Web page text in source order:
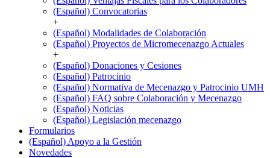
(Español) Convocatorias
+
(Español) Modalidades de Colaboración
(Español) Proyectos de Micromecenazgo Actuales
+
(Español) Donaciones y Cesiones
(Español) Patrocinio
(Español) Normativa de Mecenazgo y Patrocinio UMH
(Español) FAQ sobre Colaboración y Mecenazgo
(Español) Noticias
(Español) Legislación mecenazgo
Formularios
(Español) Apoyo a la Gestión
Novedades